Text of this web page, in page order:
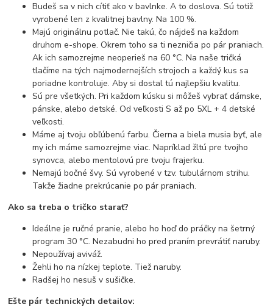
Budeš sa v nich cítiť ako v bavlnke. A to doslova. Sú totiž
vyrobené len z kvalitnej bavlny. Na 100 %.
Majú originálnu potlač. Nie takú, čo nájdeš na každom
druhom e-shope. Okrem toho sa ti nezničia po pár praniach.
Ak ich samozrejme neoperieš na 60 °C. Na naše tričká
tlačíme na tých najmodernejších strojoch a každý kus sa
poriadne kontroluje. Aby si dostal tú najlepšiu kvalitu.
Sú pre všetkých. Pri každom kúsku si môžeš vybrať dámske,
pánske, alebo detské. Od veľkosti S až po 5XL + 4 detské
veľkosti.
Máme aj tvoju obľúbenú farbu. Čierna a biela musia byť, ale
my ich máme samozrejme viac. Napríklad žltú pre tvojho
synovca, alebo mentolovú pre tvoju frajerku.
Nemajú bočné švy. Sú vyrobené v tzv. tubulárnom strihu.
Takže žiadne prekrúcanie po pár praniach.
Ako sa treba o tričko starať?
Ideálne je ručné pranie, alebo ho hoď do práčky na šetrný
program 30 °C. Nezabudni ho pred praním prevrátiť naruby.
Nepoužívaj aviváž.
Žehli ho na nízkej teplote. Tiež naruby.
Radšej ho nesuš v sušičke.
Ešte pár technických detailov: